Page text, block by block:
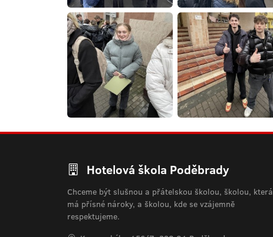
Hotelová škola Poděbrady
Chceme být slušnou a přátelskou školou, školou, která
má přísné nároky, a školou, kde se vzájemně
respektujeme.